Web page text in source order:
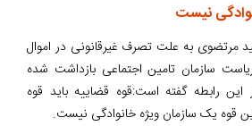
نیست
مرتضوی به علت تصرف غیرقانونی در اموال
سازمان تامین اجتماعی بازداشت شده
رابطه گفته است:قوه قضاییه باید قوه
قوه یک سازمان ویژه خانوادگی نیست.